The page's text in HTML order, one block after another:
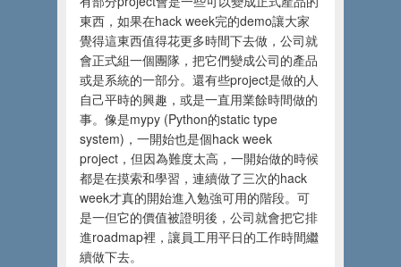
東西，如果在hack week完的demo讓大家
覺得這東西值得花更多時間下去做，公司就
會正式組一個團隊，把它們變成公司的產品
或是系統的一部分。還有些project是做的人
自己平時的興趣，或是一直用業餘時間做的
事。像是mypy (Python的static type
system)，一開始也是個hack week
project，但因為難度太高，一開始做的時候
都是在摸索和學習，連續做了三次的hack
week才真的開始進入勉強可用的階段。可
是一但它的價值被證明後，公司就會把它排
進roadmap裡，讓員工用平日的工作時間繼
續做下去。